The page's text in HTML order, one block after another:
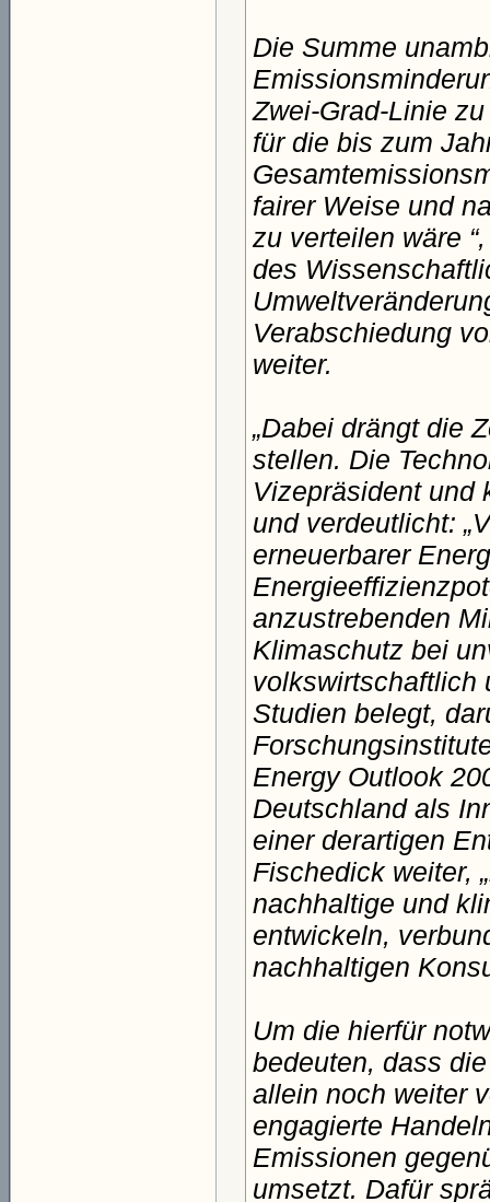
Die Summe
Zwei-Grad-Linie
für die bis zum
fairer Weise und
zu verteilen wäre
des
Verabschiedung
weiter.
„Dabei drängt die
stellen. Die
Vizepräsident und
und verdeutlicht:
erneuerbarer
anzustrebenden
Klimaschutz bei
volkswirtschaftlich
Studien belegt,
Energy Outlook
Deutschland als
einer derartigen
Fischedick weiter,
nachhaltige und
entwickeln,
nachhaltigen
Um die hierfür
bedeuten, dass
allein noch weiter
engagierte
Emissionen
umsetzt. Dafür